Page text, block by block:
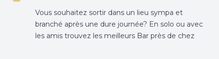
Vous souhaitez sortir dans un lieu sympa et
branché après une dure journée? En solo ou avec
les amis trouvez les meilleurs Bar près de chez